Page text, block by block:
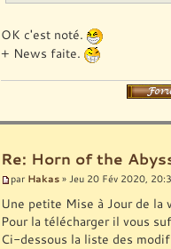
OK c'est noté.
+ News faite.
Re: Horn of the
par Hakas » Jeu 20 Fév 2020,
Une petite Mise à Jour de la
Pour la télécharger il vous
Ci-dessous la liste des